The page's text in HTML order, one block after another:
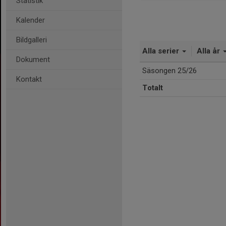
Kalender
Bildgalleri
Dokument
Kontakt
Alla serier Alla år
Säsongen 25/26
Totalt